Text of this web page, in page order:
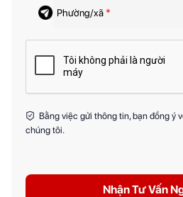
Phường/xã *
Bằng việc gửi thông tin, bạn đồng ý
chúng tôi.
Nhận Tư Vấn